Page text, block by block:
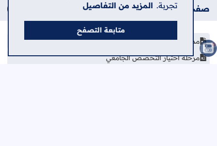
تجربة. المزيد من التفاصيل
متابعة التصفح
صفحات إضافية
مدارس الثانوية العامة في فلسطين
مرحلة اختيار التخصص الجامعي